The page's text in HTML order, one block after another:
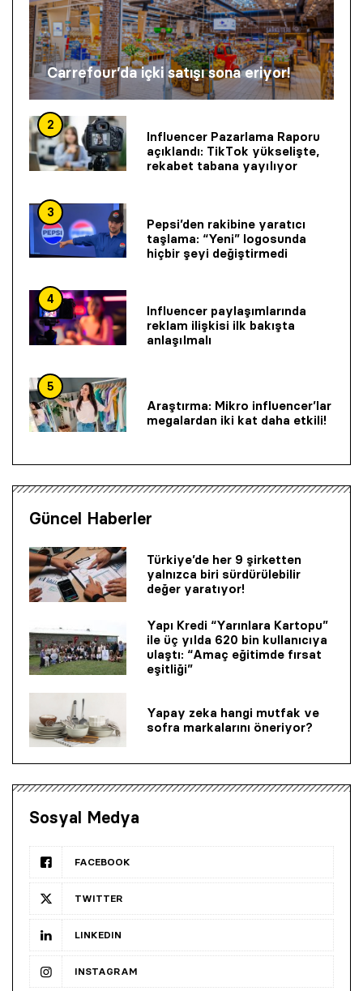
Carrefour’da içki satışı sona eriyor!
2
Influencer Pazarlama Raporu
açıklandı: TikTok yükselişte,
rekabet tabana yayılıyor
3
Pepsi’den rakibine yaratıcı
taşlama: “Yeni” logosunda
hiçbir şeyi değiştirmedi
4
Influencer paylaşımlarında
reklam ilişkisi ilk bakışta
anlaşılmalı
5
Araştırma: Mikro influencer’lar
megalardan iki kat daha etkili!
Güncel Haberler
Türkiye’de her 9 şirketten
yalnızca biri sürdürülebilir
değer yaratıyor!
Yapı Kredi “Yarınlara Kartopu”
ile üç yılda 620 bin kullanıcıya
ulaştı: “Amaç eğitimde fırsat
eşitliği”
Yapay zeka hangi mutfak ve
sofra markalarını öneriyor?
Sosyal Medya
FACEBOOK
TWITTER
LINKEDIN
INSTAGRAM